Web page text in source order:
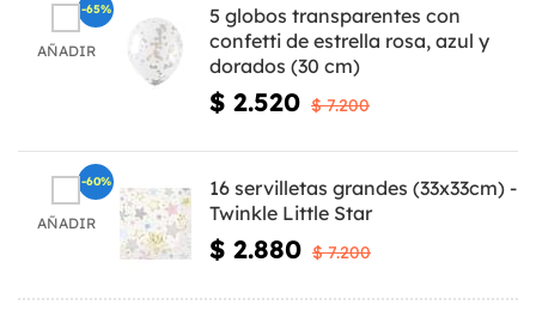
AÑADIR
5 globos transparentes con
confetti de estrella rosa, azul y
dorados (30 cm)
$ 2.520 $ 7.200
-65%
AÑADIR
16 servilletas grandes (33x33cm) -
Twinkle Little Star
$ 2.880 $ 7.200
-60%